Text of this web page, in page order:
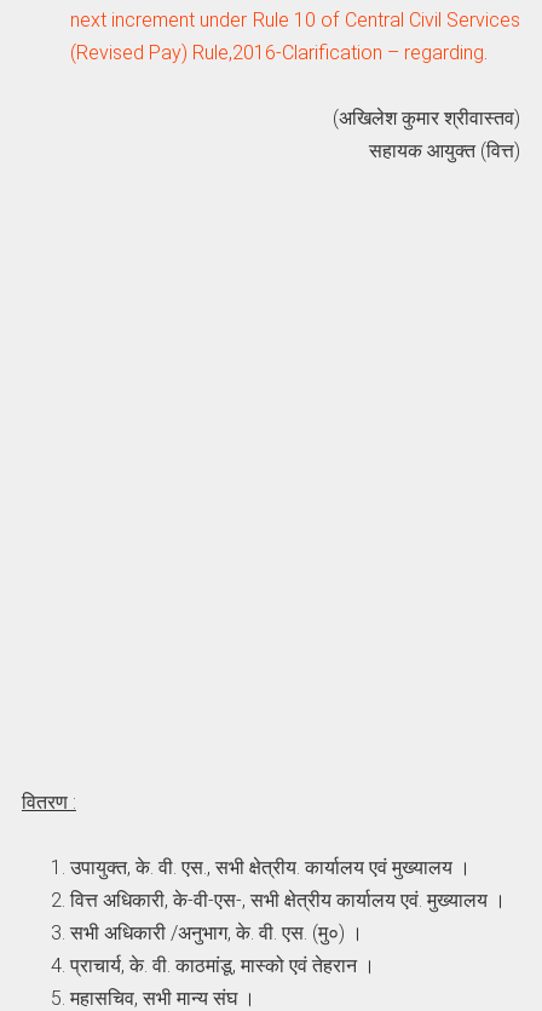
next increment under Rule 10 of Central Civil Services
(Revised Pay) Rule,2016-Clarification – regarding.
(अखिलेश कुमार श्रीवास्तव)
सहायक आयुक्त (वित्त)
वितरण :
उपायुक्त, के. वी. एस., सभी क्षेत्रीय. कार्यालय एवं मुख्यालय ।
वित्त अधिकारी, के-वी-एस-, सभी क्षेत्रीय कार्यालय एवं. मुख्यालय ।
सभी अधिकारी /अनुभाग, के. वी. एस. (मु०) ।
प्राचार्य, के. वी. काठमांडू, मास्को एवं तेहरान ।
महासचिव, सभी मान्य संघ ।